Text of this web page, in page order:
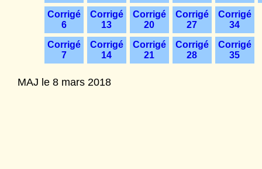
Corrigé
6
Corrigé
13
Corrigé
20
Corrigé
27
Corrigé
34
Corrigé
7
Corrigé
14
Corrigé
21
Corrigé
28
Corrigé
35
MAJ le 8 mars 2018